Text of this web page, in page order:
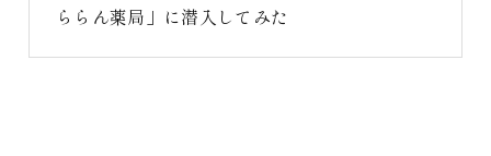
ららん薬局」に潜入してみた